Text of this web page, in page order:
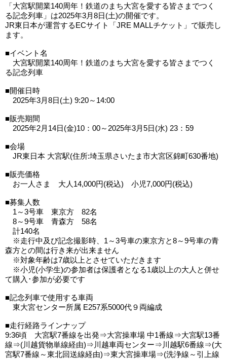
「大宮駅開業140周年！鉄道のまち大宮を愛する皆さまでつく
る記念列車」は2025年3月8日(土)の開催です。
JR東日本が運営するECサイト「JRE MALLチケット」で販売し
ます。
■イベント名
大宮駅開業140周年！鉄道のまち大宮を愛する皆さまでつく
る記念列車
■開催日時
2025年3月8日(土) 9:20～14:00
■販売期間
2025年2月14日(金)10：00～2025年3月5日(水) 23：59
■会場
JR東日本 大宮駅(住所:埼玉県さいたま市大宮区錦町630番地)
■販売価格
お一人さま 大人14,000円(税込) 小児7,000円(税込)
■募集人数
1～3号車 東京方 82名
8～9号車 青森方 58名
計140名
※走行中及び記念撮影時、1～3号車の東京方と8～9号車の青
森方との間は行き来が出来ません
※対象年齢は7歳以上とさせていただきます
※小児(小学生)の参加者は保護者となる1歳以上の大人と併せ
て購入･参加が必要です
■記念列車で使用する車両
東大宮センター所属 E257系5000代９両編成
■走行経路ラインナップ
9:36頃 大宮駅7番線を出発⇒大宮操車場 中1番線⇒大宮駅13番
線⇒(川越貨物単線経由)⇒川越車両センター⇒川越駅6番線⇒(大
宮駅7番線～東北回送線経由)⇒東大宮操車場⇒(洗浄線～引上線